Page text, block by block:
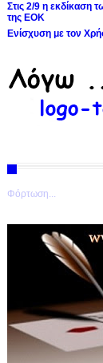
Στις 2/9 η εκδίκαση
της ΕΟΚ
Ενίσχυση με τον
Φόρτωση...